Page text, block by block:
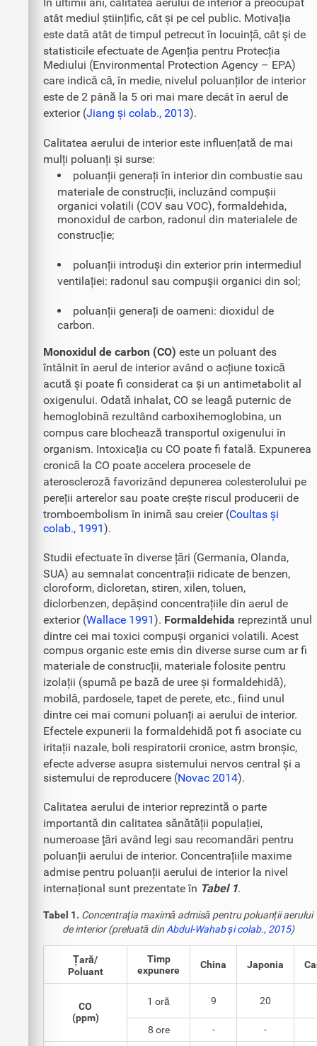
atât mediul științific, cât și pe cel public. Motivația
este dată atât de timpul petrecut în locuință, cât și de
statisticile efectuate de Agenția pentru Protecția
Mediului (Environmental Protection Agency – EPA)
care indică că, în medie, nivelul poluanților de interior
este de 2 până la 5 ori mai mare decât în aerul de
exterior (Jiang și colab., 2013).
Calitatea aerului de interior este influențată de mai
mulți poluanți și surse:
poluanții generați în interior din combustie sau
materiale de construcții, incluzând compușii
organici volatili (COV sau VOC), formaldehida,
monoxidul de carbon, radonul din materialele de
construcție;
poluanții introduși din exterior prin intermediul
ventilației: radonul sau compuşii organici din sol;
poluanții generați de oameni: dioxidul de
carbon.
Monoxidul de carbon (CO) este un poluant des
întâlnit în aerul de interior având o acțiune toxică
acută și poate fi considerat ca și un antimetabolit al
oxigenului. Odată inhalat, CO se leagă puternic de
hemoglobină rezultând carboxihemoglobina, un
compus care blochează transportul oxigenului în
organism. Intoxicația cu CO poate fi fatală. Expunerea
cronică la CO poate accelera procesele de
ateroscleroză favorizând depunerea colesterolului pe
pereții arterelor sau poate crește riscul producerii de
tromboembolism în inimă sau creier (Coultas și
colab., 1991).
Studii efectuate în diverse țări (Germania, Olanda,
SUA) au semnalat concentrații ridicate de benzen,
cloroform, dicloretan, stiren, xilen, toluen,
diclorbenzen, depășind concentrațiile din aerul de
exterior (Wallace 1991). Formaldehida reprezintă unul
dintre cei mai toxici compuși organici volatili. Acest
compus organic este emis din diverse surse cum ar fi
materiale de construcții, materiale folosite pentru
izolații (spumă pe bază de uree și formaldehidă),
mobilă, pardosele, tapet de perete, etc., fiind unul
dintre cei mai comuni poluanți ai aerului de interior.
Efectele expunerii la formaldehidă pot fi asociate cu
iritații nazale, boli respiratorii cronice, astm bronșic,
efecte adverse asupra sistemului nervos central și a
sistemului de reproducere (Novac 2014).
Calitatea aerului de interior reprezintă o parte
importantă din calitatea sănătății populației,
numeroase ţări având legi sau recomandări pentru
poluanții aerului de interior. Concentrațiile maxime
admise pentru poluanții aerului de interior la nivel
internațional sunt prezentate în Tabel 1.
Tabel 1. Concentrația maximă admisă pentru poluanții aerului
de interior (preluată din Abdul-Wahab și colab., 2015)
Țară/
Poluant
Timp
expunere
China Japonia
CO
(ppm)
1 oră 9 20
8 ore - -